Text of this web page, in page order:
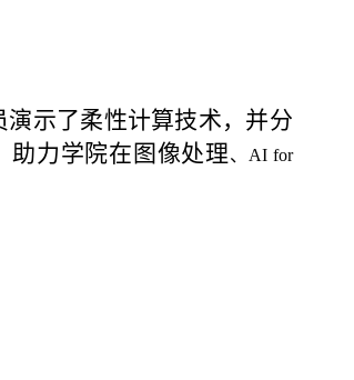
演示了柔性计算技术， 并分
助力学院在 图像处理、 AI for